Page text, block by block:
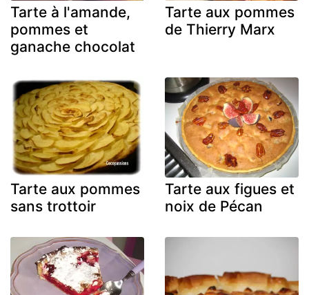
Tarte à l'amande,
pommes et
ganache chocolat
Tarte aux pommes
de Thierry Marx
Tarte aux pommes
sans trottoir
Tarte aux figues et
noix de Pécan